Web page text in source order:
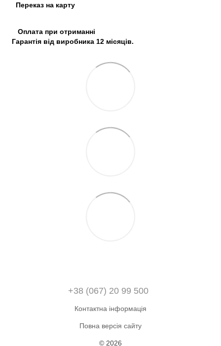
Переказ на карту
Оплата при отриманні
Гарантія від виробника 12 місяців.
+38 (067) 20 99 500
Контактна інформація
Повна версія сайту
© 2026